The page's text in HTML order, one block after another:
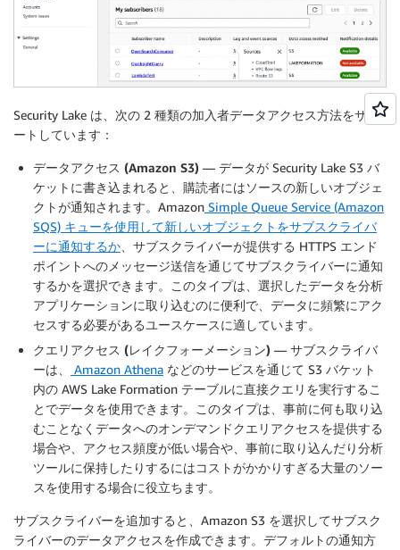
Security Lake は、次の 2 種類の加入者データアクセス方法をサポ
ートしています：
データアクセス (Amazon S3) — データが Security Lake S3 バ
ケットに書き込まれると、購読者にはソースの新しいオブジェ
クトが通知されます。Amazon Simple Queue Service (Amazon
SQS) キューを使用して新しいオブジェクトをサブスクライバ
ーに通知するか 、サブスクライバーが提供する HTTPS エンド
ポイントへのメッセージ送信を通じてサブスクライバーに通知
するかを選択できます。このタイプは、選択したデータを分析
アプリケーションに取り込むのに便利で、データに頻繁にアク
セスする必要があるユースケースに適しています。
クエリアクセス (レイクフォーメーション) — サブスクライバ
ーは、
Amazon Athena などのサービスを通じて S3 バケット
内の AWS Lake Formation テーブルに直接クエリを実行するこ
とでデータを使用できます。このタイプは、事前に何も取り込
むことなくデータへのオンデマンドクエリアクセスを提供する
場合や、アクセス頻度が低い場合や、事前に取り込んだり分析
ツールに保持したりするにはコストがかかりすぎる大量のソー
スを使用する場合に役立ちます。
サブスクライバーを追加すると、Amazon S3 を選択してサブスク
ライバーのデータアクセスを作成できます。デフォルトの通知方